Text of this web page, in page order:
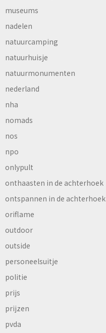
museums
nadelen
natuurcamping
natuurhuisje
natuurmonumenten
nederland
nha
nomads
nos
npo
onlypult
onthaasten in de achterhoek
ontspannen in de achterhoek
oriflame
outdoor
outside
personeelsuitje
politie
prijs
prijzen
pvda